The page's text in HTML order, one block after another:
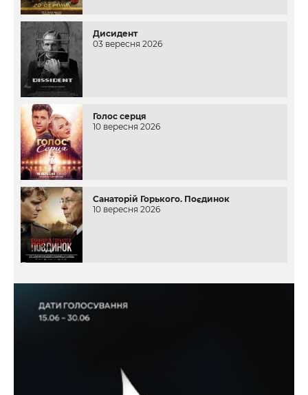
Дисидент
03 вересня 2026
Голос серця
10 вересня 2026
Санаторій Горького. Поєдинок
10 вересня 2026